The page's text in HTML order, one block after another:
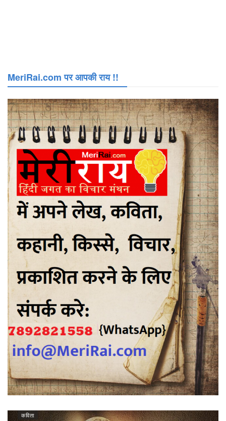
MeriRai.com पर आपकी राय !!
कविता